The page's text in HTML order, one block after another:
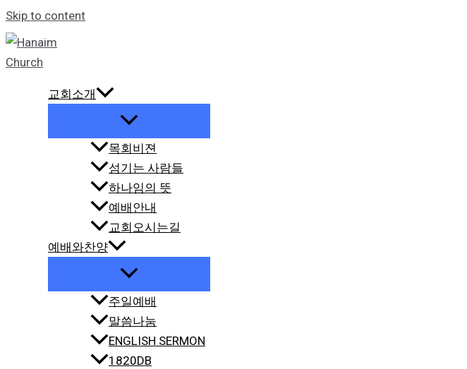
Skip to content
교회소개
목회비젼
섬기는 사람들
하나임의 뜻
예배안내
교회오시는길
예배와찬양
주일예배
말씀나눔
ENGLISH SERMON
1820DB